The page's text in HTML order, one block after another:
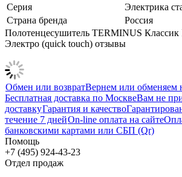
Серия
Электрика
Страна бренда
Россия
Полотенцесушитель TERMINUS Классик
Электро (quick touch) отзывы
Обмен или возвратВернем или обменяем
Бесплатная доставка по МосквеВам не
доставкуГарантия и качество
течение 7 днейOn-line оплата на сайте
банковскими картами или СБП (Qr)
Помощь
+7 (495) 924-43-23
Отдел продаж